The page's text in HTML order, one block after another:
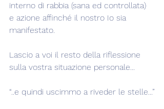
interno di rabbia (sana ed controllata)
e azione affinché il nostro Io sia
manifestato.
Lascio a voi il resto della riflessione
sulla vostra situazione personale...
“..e quindi uscimmo a riveder le stelle...”